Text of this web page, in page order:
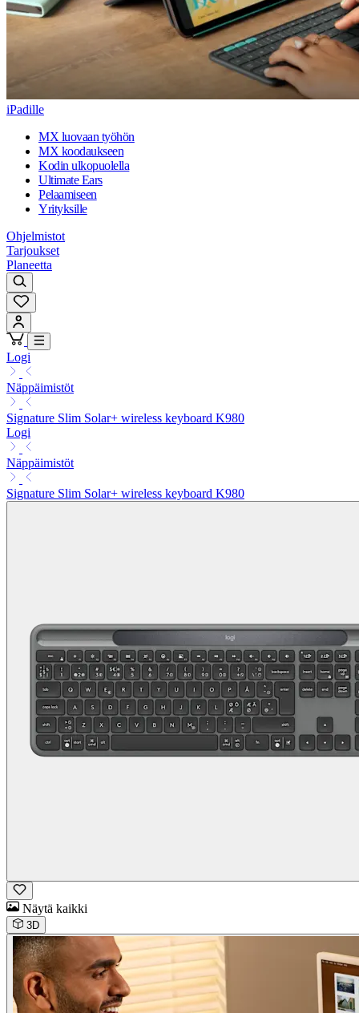
iPadille
MX luovaan työhön
MX koodaukseen
Kodin ulkopuolella
Ultimate Ears
Pelaamiseen
Yrityksille
Ohjelmistot
Tarjoukset
Planeetta
Logi
Näppäimistöt
Signature Slim Solar+ wireless keyboard K980
Logi
Näppäimistöt
Signature Slim Solar+ wireless keyboard K980
Näytä kaikki
3D